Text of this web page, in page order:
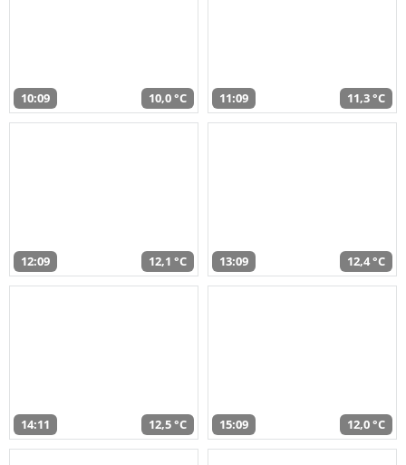
10:09 10,0 °C 11:09 11,3 °C
12:09 12,1 °C 13:09 12,4 °C
14:11 12,5 °C 15:09 12,0 °C